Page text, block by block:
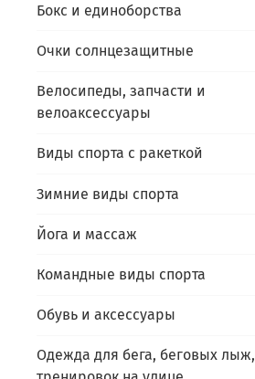
Бокс и единоборства
Очки солнцезащитные
Велосипеды, запчасти и
велоаксессуары
Виды спорта с ракеткой
Зимние виды спорта
Йога и массаж
Командные виды спорта
Обувь и аксессуары
Одежда для бега, беговых лыж,